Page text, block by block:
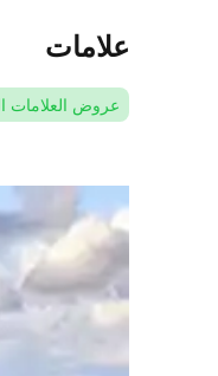
علامات
عروض العلامات